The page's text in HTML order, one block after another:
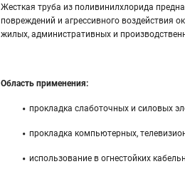
Жесткая труба из поливинилхлорида
повреждений и агрессивного воздействия
жилых, административных и
Область применения:
прокладка слаботочных и силовых
прокладка компьютерных,
использование в огнестойких